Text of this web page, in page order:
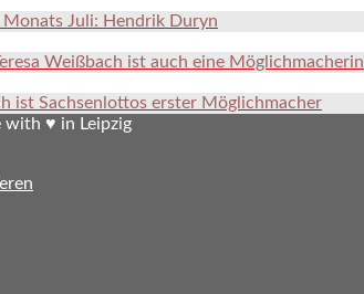
Juli: Hendrik Duryn
Weißbach ist auch eine Möglichmacherin
ist Sachsenlottos erster Möglichmacher
with ♥ in Leipzig